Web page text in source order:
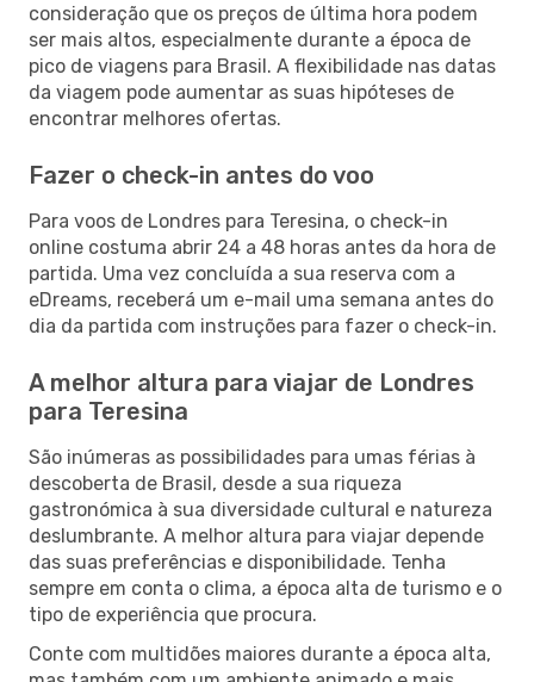
consideração que os preços de última hora podem
ser mais altos, especialmente durante a época de
pico de viagens para Brasil. A flexibilidade nas datas
da viagem pode aumentar as suas hipóteses de
encontrar melhores ofertas.
Fazer o check-in antes do voo
Para voos de Londres para Teresina, o check-in
online costuma abrir 24 a 48 horas antes da hora de
partida. Uma vez concluída a sua reserva com a
eDreams, receberá um e-mail uma semana antes do
dia da partida com instruções para fazer o check-in.
A melhor altura para viajar de Londres
para Teresina
São inúmeras as possibilidades para umas férias à
descoberta de Brasil, desde a sua riqueza
gastronómica à sua diversidade cultural e natureza
deslumbrante. A melhor altura para viajar depende
das suas preferências e disponibilidade. Tenha
sempre em conta o clima, a época alta de turismo e o
tipo de experiência que procura.
Conte com multidões maiores durante a época alta,